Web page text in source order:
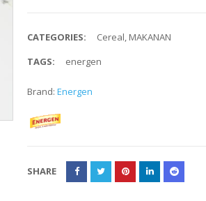
CATEGORIES: Cereal, MAKANAN
TAGS:
energen
Brand:Energen
SHARE
Rp